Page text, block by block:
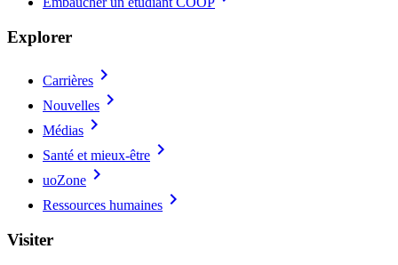
Explorer
Carrières chevron_right
Nouvelles chevron_right
Médias chevron_right
Santé et mieux-être chevron_right
uoZone chevron_right
Ressources humaines chevron_right
Visiter